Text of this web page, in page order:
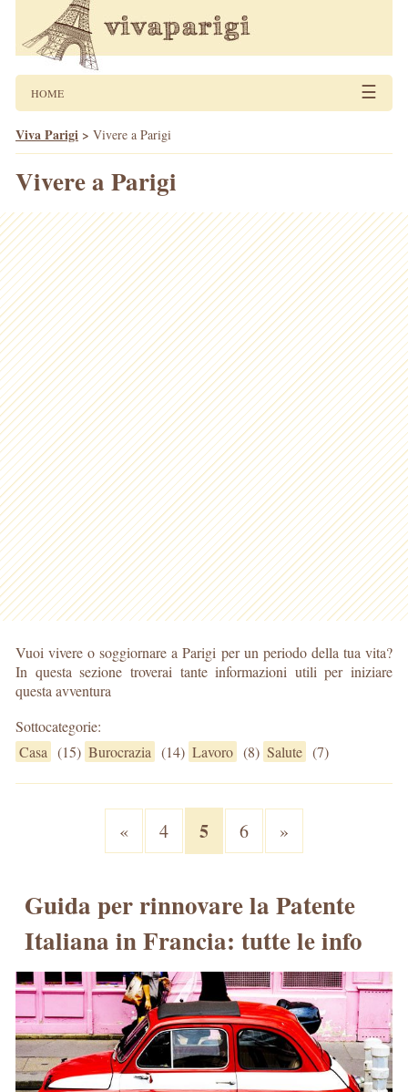
HOME ☰
Viva Parigi > Vivere a Parigi
Vivere a Parigi
Vuoi vivere o soggiornare a Parigi per un periodo della tua vita?
In questa sezione troverai tante informazioni utili per iniziare
questa avventura
Sottocategorie:
Casa (15) Burocrazia (14) Lavoro (8) Salute (7)
« 4 5 6 »
Guida per rinnovare la Patente
Italiana in Francia: tutte le info